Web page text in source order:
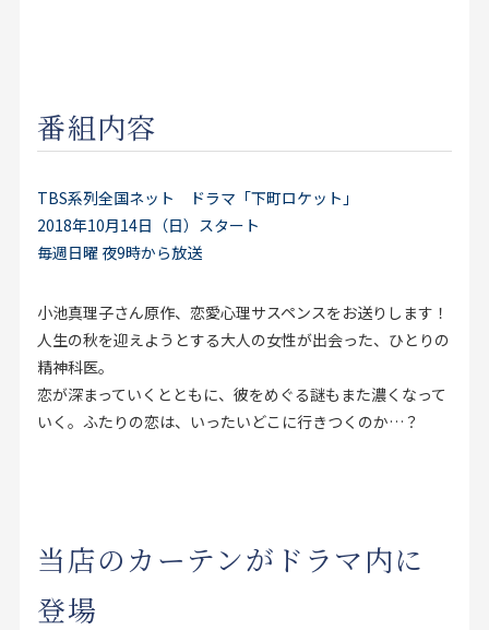
番組内容
TBS系列全国ネット ドラマ「下町ロケット」
2018年10月14日（日）スタート
毎週日曜 夜9時から放送
小池真理子さん原作、恋愛心理サスペンスをお送りします！
人生の秋を迎えようとする大人の女性が出会った、ひとりの
精神科医。
恋が深まっていくとともに、彼をめぐる謎もまた濃くなって
いく。ふたりの恋は、いったいどこに行きつくのか…？
当店のカーテンがドラマ内に
登場